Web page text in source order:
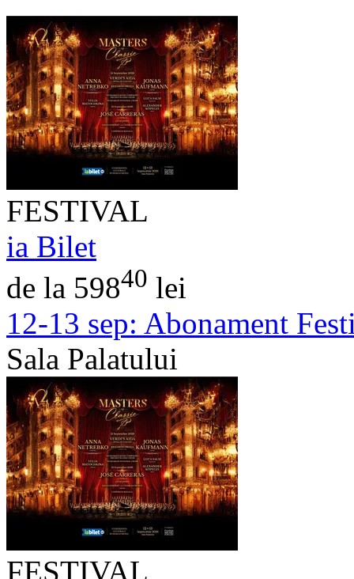
FESTIVAL
ia Bilet
de la 59840 lei
12-13 sep: Abonament
Sala Palatului
FESTIVAL